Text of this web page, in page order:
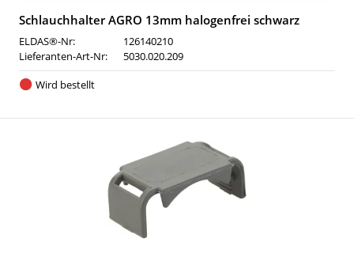
Schlauchhalter AGRO 13mm halogenfrei schwarz
ELDAS®-Nr:
126140210
Lieferanten-Art-Nr:
5030.020.209
Wird bestellt